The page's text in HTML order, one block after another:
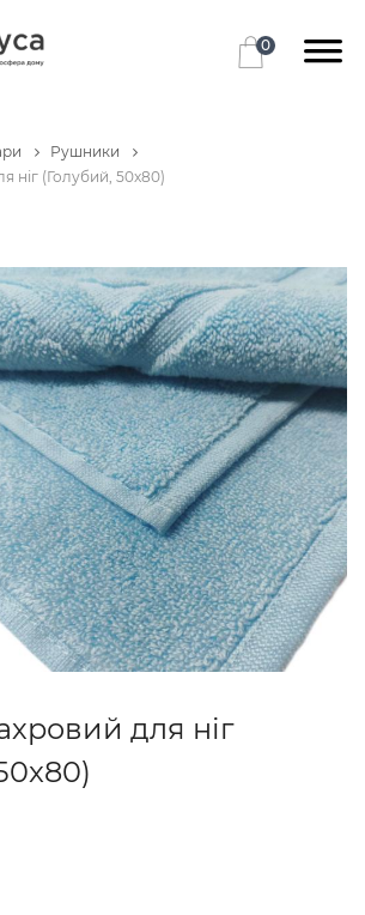
0
Рушники
ніг (Голубий, 50x80)
для ніг